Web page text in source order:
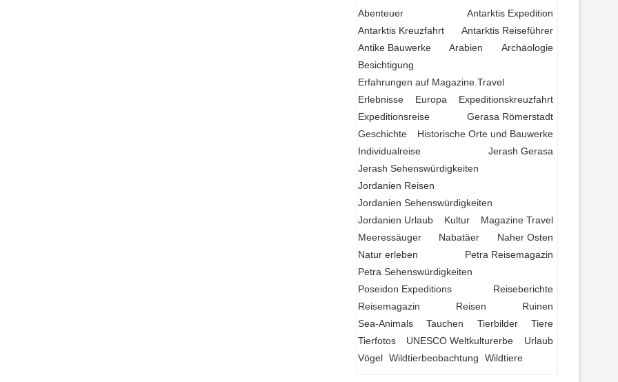
Abenteuer
Antarktis Expedition
Antarktis Kreuzfahrt
Antarktis Reiseführer
Antike Bauwerke
Arabien
Archäologie
Besichtigung
Erfahrungen auf Magazine.Travel
Erlebnisse
Europa
Expeditionskreuzfahrt
Expeditionsreise
Gerasa Römerstadt
Geschichte
Historische Orte und Bauwerke
Individualreise
Jerash Gerasa
Jerash Sehenswürdigkeiten
Jordanien Reisen
Jordanien Sehenswürdigkeiten
Jordanien Urlaub
Kultur
Magazine Travel
Meeressäuger
Nabatäer
Naher Osten
Natur erleben
Petra Reisemagazin
Petra Sehenswürdigkeiten
Poseidon Expeditions
Reiseberichte
Reisemagazin
Reisen
Ruinen
Sea-Animals
Tauchen Tierbilder
Tiere
Tierfotos
UNESCO Weltkulturerbe
Urlaub
Vögel Wildtierbeobachtung Wildtiere